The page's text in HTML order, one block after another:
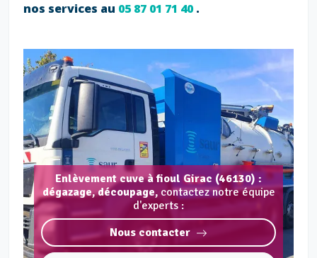
nos services au 05 87 01 71 40.
Enlèvement cuve à fioul Girac (46130) :
dégazage, découpage, contactez notre équipe
d'experts :
Nous contacter